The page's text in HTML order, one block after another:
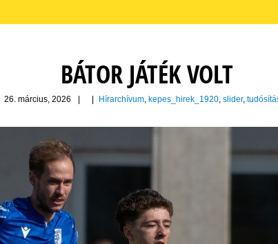
BÁTOR JÁTÉK VOLT
26. március, 2026 Hírarchívum, kepes_hirek_1920, slider,